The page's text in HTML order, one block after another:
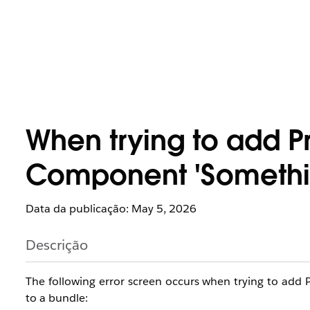
When trying to add
Component
Data da publicação: May 5, 2026
Descrição
The following error screen occurs when trying to
to a bundle: